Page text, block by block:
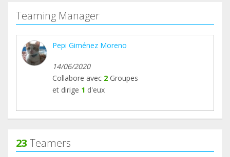
Teaming Manager
Pepi Giménez Moreno
14/06/2020
Collabore avec 2 Groupes
et dirige 1 d'eux
23 Teamers